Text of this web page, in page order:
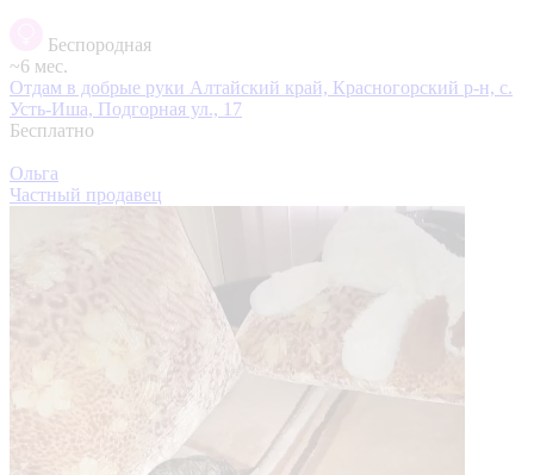
Беспородная
~6 мес.
Отдам в добрые руки Алтайский край, Красногорский р-н, с.
Усть-Иша, Подгорная ул., 17
Бесплатно
Ольга
Частный продавец